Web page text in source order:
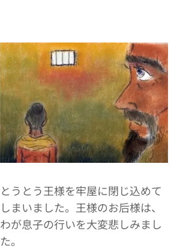
とうとう王様を牢屋に閉じ込めて
しまいました。王様のお后様は、
わが息子の行いを大変悲しみまし
た。